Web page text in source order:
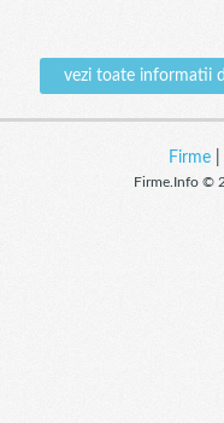
vezi toate informatii
Firme|
Firme.Info ©